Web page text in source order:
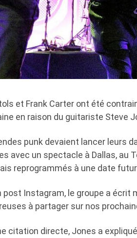
et Frank Carter ont été
en raison du guitariste Steve
punk devaient lancer leurs
avec un spectacle à Dallas, au
reprogrammés à une date
post Instagram, le groupe a écrit
à partager sur nos
citation directe, Jones a